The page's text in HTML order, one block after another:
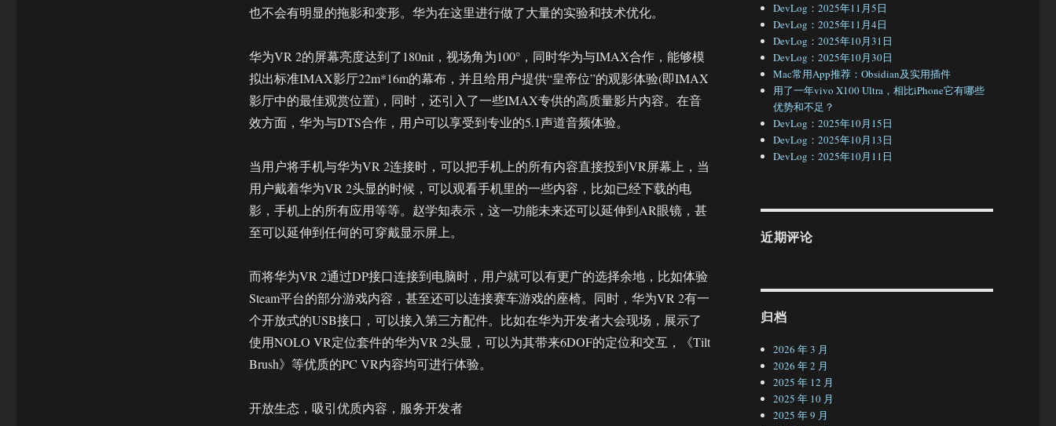
也不会有明显的拖影和变形。华为在这里进行做了大量的实验和技术优化。
华为VR 2的屏幕亮度达到了180nit，视场角为100°，同时华为与IMAX合作，能够模
拟出标准IMAX影厅22m*16m的幕布，并且给用户提供“皇帝位”的观影体验(即IMAX
影厅中的最佳观赏位置)，同时，还引入了一些IMAX专供的高质量影片内容。在音
效方面，华为与DTS合作，用户可以享受到专业的5.1声道音频体验。
当用户将手机与华为VR 2连接时，可以把手机上的所有内容直接投到VR屏幕上，当
用户戴着华为VR 2头显的时候，可以观看手机里的一些内容，比如已经下载的电
影，手机上的所有应用等等。赵学知表示，这一功能未来还可以延伸到AR眼镜，甚
至可以延伸到任何的可穿戴显示屏上。
而将华为VR 2通过DP接口连接到电脑时，用户就可以有更广的选择余地，比如体验
Steam平台的部分游戏内容，甚至还可以连接赛车游戏的座椅。同时，华为VR 2有一
个开放式的USB接口，可以接入第三方配件。比如在华为开发者大会现场，展示了
使用NOLO VR定位套件的华为VR 2头显，可以为其带来6DOF的定位和交互，《Tilt
Brush》等优质的PC VR内容均可进行体验。
开放生态，吸引优质内容，服务开发者
DevLog：2025年11月5日
DevLog：2025年11月4日
DevLog：2025年10月31日
DevLog：2025年10月30日
Mac常用App推荐：Obsidian及实用插件
用了一年vivo X100 Ultra，相比iPhone它有哪些
优势和不足？
DevLog：2025年10月15日
DevLog：2025年10月13日
DevLog：2025年10月11日
近期评论
归档
2026 年 3 月
2026 年 2 月
2025 年 12 月
2025 年 10 月
2025 年 9 月